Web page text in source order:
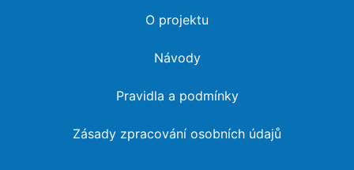
O projektu
Návody
Pravidla a podmínky
Zásady zpracování osobních údajů